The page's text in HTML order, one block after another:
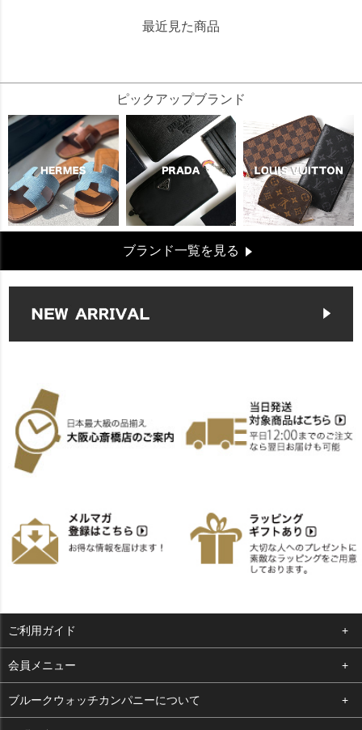
最近見た商品
ピックアップブランド
ブランド一覧を見る
ご利用ガイド
よくある質問
支払い・送料
会員メニュー
ログイン
ブルークウォッチカンパニーについて